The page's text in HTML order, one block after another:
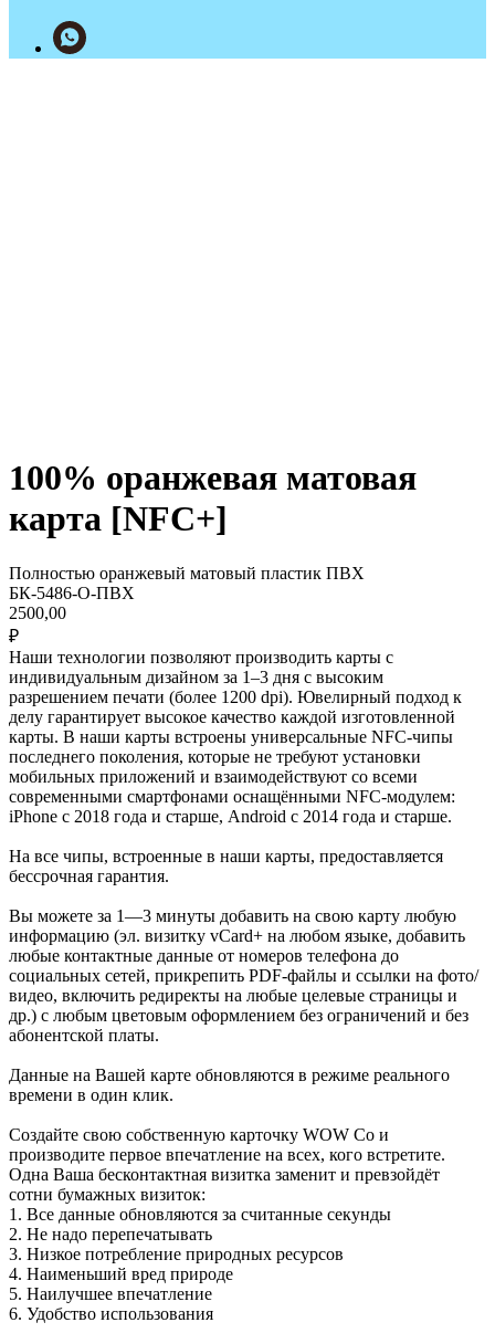
100% оранжевая матовая
карта [NFC+]
Полностью оранжевый матовый пластик ПВХ
БК-5486-О-ПВХ
2500,00
₽
Наши технологии позволяют производить карты с
индивидуальным дизайном за 1–3 дня c высоким
разрешением печати (более 1200 dpi). Ювелирный подход к
делу гарантирует высокое качество каждой изготовленной
карты. В наши карты встроены универсальные NFC-чипы
последнего поколения, которые не требуют установки
мобильных приложений и взаимодействуют со всеми
современными смартфонами оснащёнными NFC-модулем:
iPhone с 2018 года и старше, Android с 2014 года и старше.
На все чипы, встроенные в наши карты, предоставляется
бессрочная гарантия.
Вы можете за 1—3 минуты добавить на свою карту любую
информацию (эл. визитку vCard+ на любом языке, добавить
любые контактные данные от номеров телефона до
социальных сетей, прикрепить PDF-файлы и ссылки на фото/
видео, включить редиректы на любые целевые страницы и
др.) с любым цветовым оформлением без ограничений и без
абонентской платы.
Данные на Вашей карте обновляются в режиме реального
времени в один клик.
Создайте свою собственную карточку WOW Co и
производите первое впечатление на всех, кого встретите.
Одна Ваша бесконтактная визитка заменит и превзойдёт
сотни бумажных визиток:
1. Все данные обновляются за считанные секунды
2. Не надо перепечатывать
3. Низкое потребление природных ресурсов
4. Наименьший вред природе
5. Наилучшее впечатление
6. Удобство использования